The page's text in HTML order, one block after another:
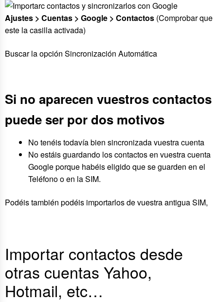
Ajustes > Cuentas > Google > Contactos (Comprobar que
este la casilla activada)
Buscar la opción Sincronización Automática
Si no aparecen vuestros contactos
puede ser por dos motivos
No tenéis todavía bien sincronizada vuestra cuenta
No estáis guardando los contactos en vuestra cuenta
Google porque habéis eligido que se guarden en el
Teléfono o en la SIM.
Podéis también podéis importarlos de vuestra antigua SIM,
Importar contactos desde
otras cuentas Yahoo,
Hotmail, etc…